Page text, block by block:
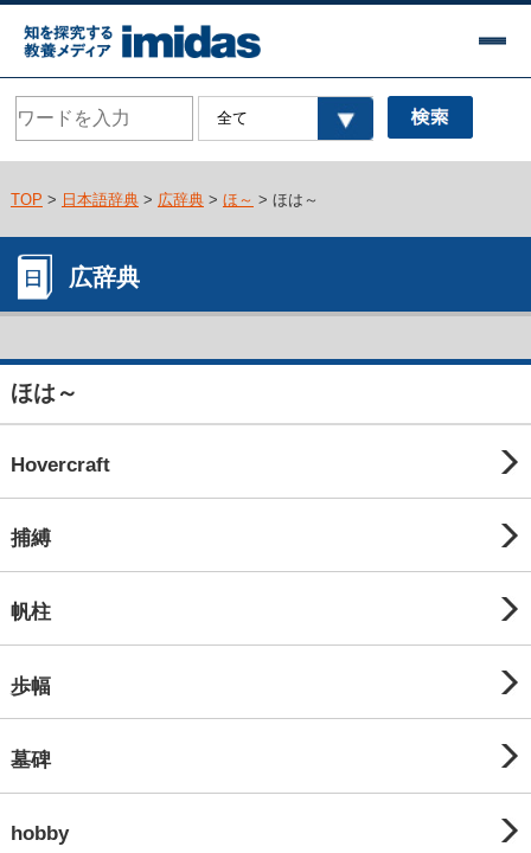
TOP > 日本語辞典> 広辞典> ほ～ > ほは～
広辞典
ほは～
Hovercraft
捕縛
帆柱
歩幅
墓碑
hobby